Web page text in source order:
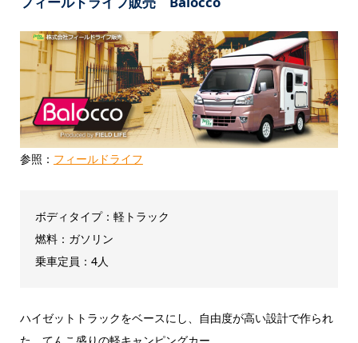
参照： フィールドライフ
ボディタイプ：軽トラック
燃料：ガソリン
乗車定員：4人
ハイゼットトラックをベースにし、自由度が高い設計で作られ